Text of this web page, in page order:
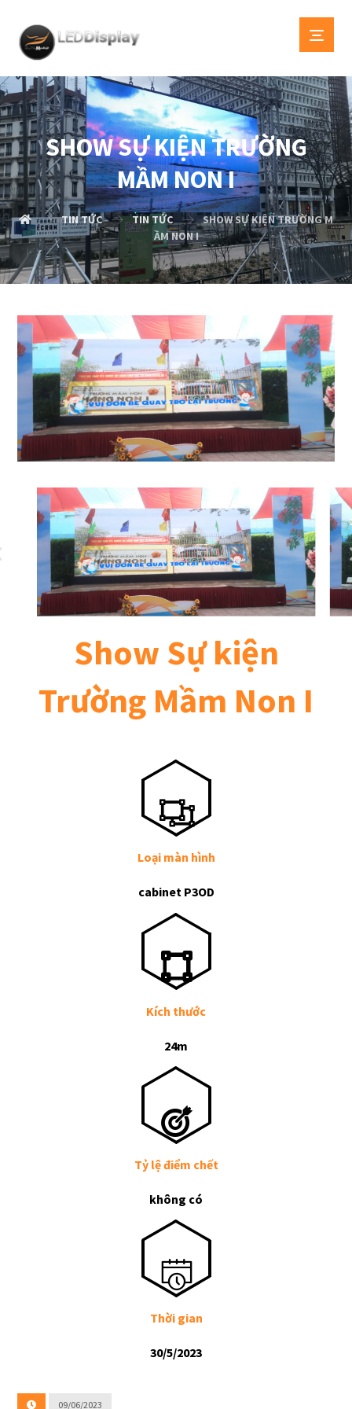
SHOW SỰ KIỆN TRƯỜNG
MẦM NON I
TIN TỨC TIN TỨC
SHOW SỰ KIỆN TRƯỜNG M
ẦM NON I
Show Sự kiện
Trường Mầm Non I
Loại màn hình
cabinet P3OD
Kích thước
24m
Tỷ lệ điểm chết
không có
Thời gian
30/5/2023
09/06/2023